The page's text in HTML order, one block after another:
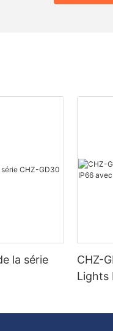
la série
CHZ-
Lights